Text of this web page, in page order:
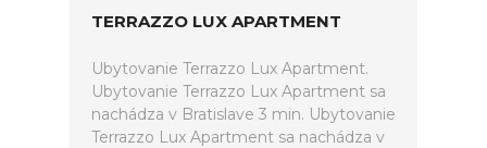
TERRAZZO LUX APARTMENT
Ubytovanie Terrazzo Lux Apartment.
Ubytovanie Terrazzo Lux Apartment sa
nachádza v Bratislave 3 min. Ubytovanie
Terrazzo Lux Apartment sa nachádza v